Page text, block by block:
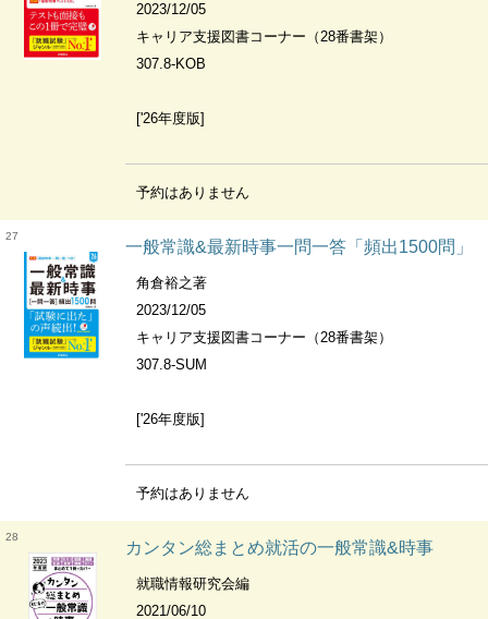
2023/12/05
キャリア支援図書コーナー（28番書架）
307.8-KOB
['26年度版]
予約はありません
27
一般常識&最新時事一問一答「頻出1500問」
角倉裕之著
2023/12/05
キャリア支援図書コーナー（28番書架）
307.8-SUM
['26年度版]
予約はありません
28
カンタン総まとめ就活の一般常識&時事
就職情報研究会編
2021/06/10